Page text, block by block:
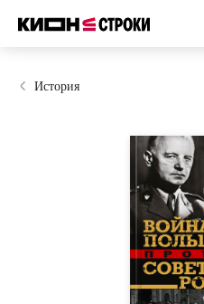
История